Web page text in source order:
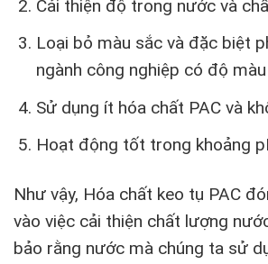
Cải thiện độ trong nước và
Loại bỏ màu sắc và đặc biệt
ngành công nghiệp có độ
Sử dụng ít hóa chất PAC và
Hoạt động tốt trong khoảng
Như vậy, Hóa chất keo tụ PAC
vào việc cải thiện chất lượng
bảo rằng nước mà chúng ta sử